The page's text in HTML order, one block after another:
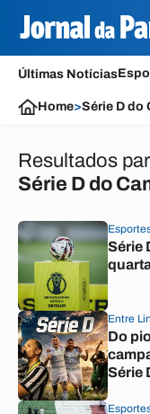
Últimas Notícias
Home>Série D do
Resultados
Série D do
Série
Entre
Do
Série